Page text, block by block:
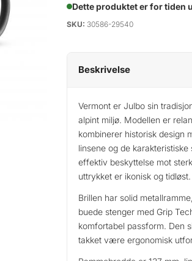
Dette produktet er for tiden
SKU: 30586-29540
Beskrivelse
Vermont er Julbo sin
alpint miljø. Modellen er
kombinerer historisk design
linsene og de
effektiv beskyttelse mot
uttrykket er ikonisk og tidløst.
Brillen har solid
buede stenger med Grip
komfortabel passform. Den
takket være ergonomisk